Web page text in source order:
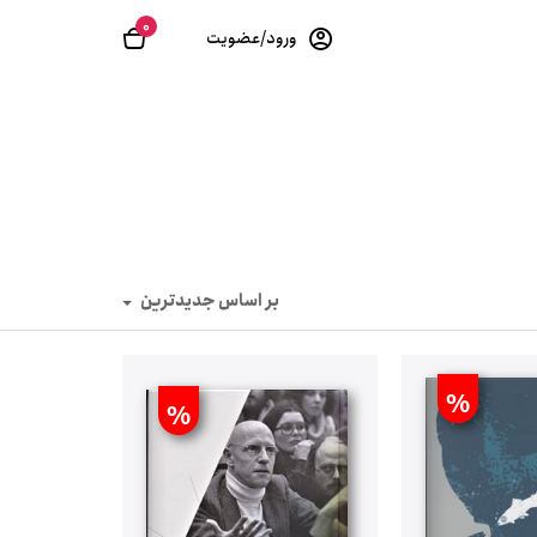
0 ورود/عضویت
بر اساس جدیدترین
%
%